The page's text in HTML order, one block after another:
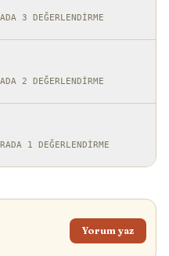
3 DEĞERLENDIRME
2 DEĞERLENDIRME
1 DEĞERLENDIRME
Yorum yaz